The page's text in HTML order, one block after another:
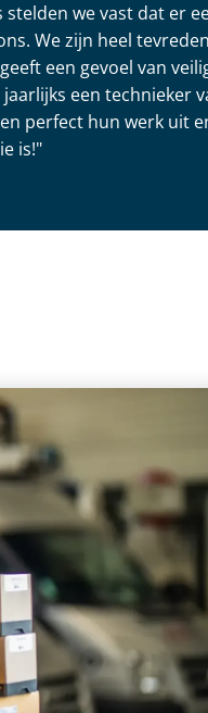
we vast dat er
We zijn heel
een gevoel van
een technieker
perfect hun werk uit
is!"